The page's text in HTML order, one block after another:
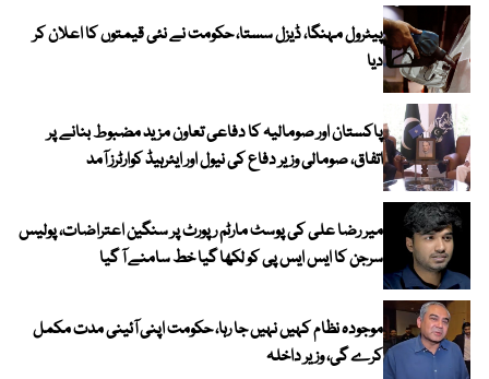
پیٹرول مہنگا، ڈیزل سستا، حکومت نے نئی قیمتوں کا اعلان کر
دیا
پاکستان اور صومالیہ کا دفاعی تعاون مزید مضبوط بنانے پر
اتفاق، صومالی وزیر دفاع کی نیول اور ایئرہیڈ کوارٹرز آمد
میر رضا علی کی پوسٹ مارٹم رپورٹ پر سنگین اعتراضات، پولیس
سرجن کا ایس ایس پی کو لکھا گیا خط سامنے آ گیا
موجودہ نظام کہیں نہیں جا رہا، حکومت اپنی آئینی مدت مکمل
کرے گی، وزیر داخلہ